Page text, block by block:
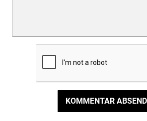
KOMMENTAR